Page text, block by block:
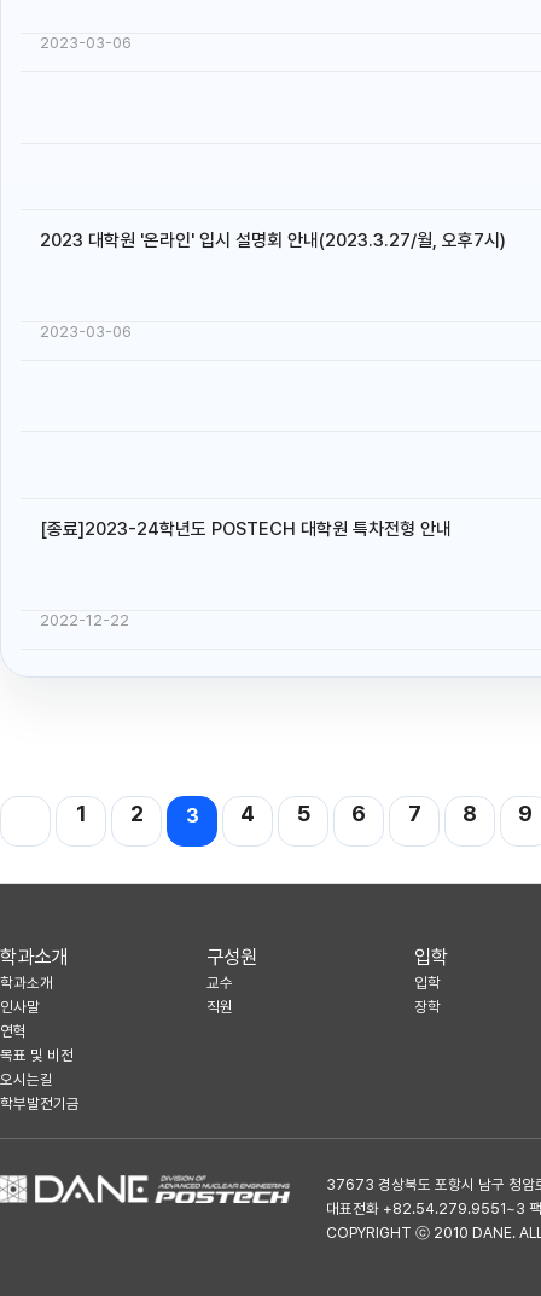
2023-03-06
2023 대학원 '온라인' 입시 설명회 안내(2023.3.27/월, 오후7시)
2023-03-06
[종료]2023-24학년도 POSTECH 대학원 특차전형 안내
2022-12-22
1 2 3 4 5 6 7 8 9
다음 맨끝
학과소개
학과소개
인사말
연혁
목표 및 비전
오시는길
학부발전기금
구성원
교수
직원
입학
입학
장학
37673 경상북도 포항시 남구 청암
대표전화 +82.54.279.9551~3
COPYRIGHT ⓒ 2010 DANE.